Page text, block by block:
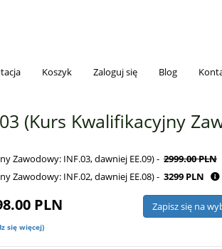
Koszyk Zaloguj się Blog
(Kurs Kwalifikacyjny
Zawodowy: INF.03, dawniej EE.09) - 2999.00 PLN
Zawodowy: INF.02, dawniej EE.08) - 3299 PLN
PLN
się więcej)